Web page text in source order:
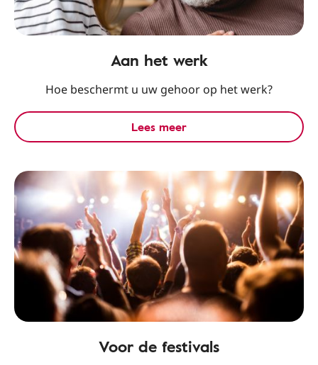
Aan het werk
Hoe beschermt u uw gehoor op het werk?
Lees meer
Voor de festivals